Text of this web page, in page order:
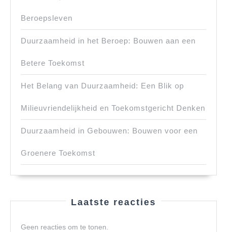
Beroepsleven
Duurzaamheid in het Beroep: Bouwen aan een
Betere Toekomst
Het Belang van Duurzaamheid: Een Blik op
Milieuvriendelijkheid en Toekomstgericht Denken
Duurzaamheid in Gebouwen: Bouwen voor een
Groenere Toekomst
Laatste reacties
Geen reacties om te tonen.